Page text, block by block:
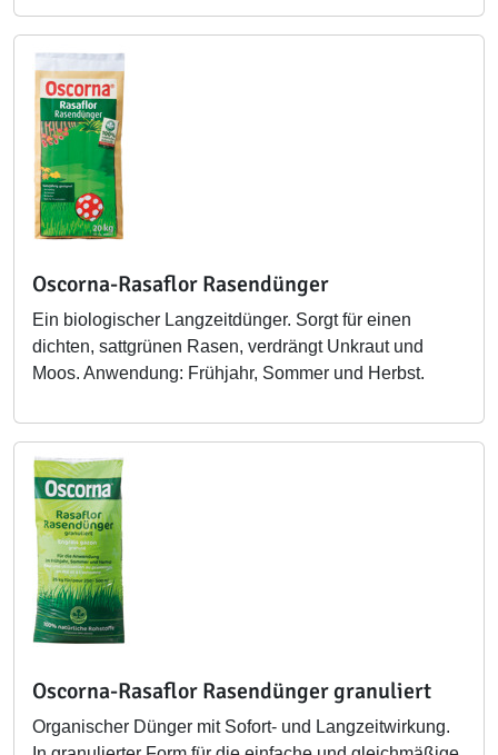
Oscorna-Rasaflor Rasendünger
Ein biologischer Langzeitdünger. Sorgt für einen
dichten, sattgrünen Rasen, verdrängt Unkraut und
Moos. Anwendung: Frühjahr, Sommer und Herbst.
Oscorna-Rasaflor Rasendünger granuliert
Organischer Dünger mit Sofort- und Langzeitwirkung.